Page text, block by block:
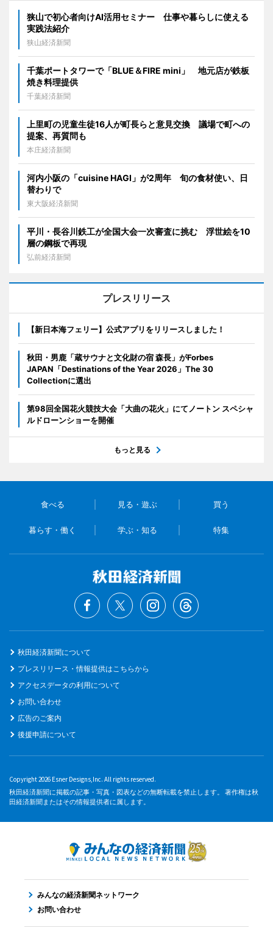
狭山で初心者向けAI活用セミナー 仕事や暮らしに使える
実践法紹介
狭山経済新聞
千葉ポートタワーで「BLUE＆FIRE mini」 地元店が鉄板
焼き料理提供
千葉経済新聞
上里町の児童生徒16人が町長らと意見交換 議場で町への
提案、再質問も
本庄経済新聞
河内小阪の「cuisine HAGI」が2周年 旬の食材使い、日
替わりで
東大阪経済新聞
平川・長谷川鉄工が全国大会一次審査に挑む 浮世絵を10
層の鋼板で再現
弘前経済新聞
プレスリリース
【新日本海フェリー】公式アプリをリリースしました！
秋田・男鹿「蔵サウナと文化財の宿 森長」がForbes
JAPAN「Destinations of the Year 2026」The 30
Collectionに選出
第98回全国花火競技大会「大曲の花火」にてノートン スペシャ
ルドローンショーを開催
もっと見る
食べる 見る・遊ぶ 買う
暮らす・働く 学ぶ・知る 特集
秋田経済新聞について
プレスリリース・情報提供はこちらから
アクセスデータの利用について
お問い合わせ
広告のご案内
後援申請について
Copyright 2026 Esner Designs,Inc. All rights reserved.
秋田経済新聞に掲載の記事・写真・図表などの無断転載を禁止します。 著作権は秋
田経済新聞またはその情報提供者に属します。
みんなの経済新聞ネットワーク
お問い合わせ